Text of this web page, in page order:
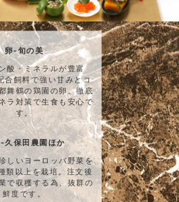
卵-旬の美
酸・ミネラルが豊富
合飼料で強い甘みとコ
舞鶴の鶏園の卵。徹底
ラ対策で生食も安心で
す。
久保田農園ほか
しいヨーロッパ野菜を
類以上を栽培。注文後
で収穫する為、抜群の
鮮度です。